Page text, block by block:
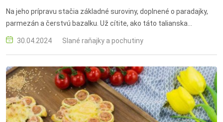
Na jeho prípravu stačia základné suroviny, doplnené o paradajky,
parmezán a čerstvú bazalku. Už cítite, ako táto talianska
delikatesa krásne vonia?
30.04.2024 Slané raňajky a pochutiny